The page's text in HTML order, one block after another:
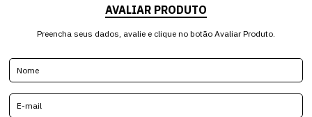
AVALIAR PRODUTO
Preencha seus dados, avalie e clique no botão Avaliar Produto.